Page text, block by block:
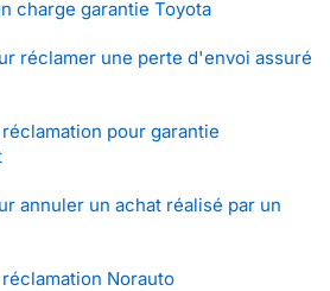
charge garantie Toyota
réclamer une perte d'envoi assuré
pour garantie
annuler un achat réalisé par un
Norauto